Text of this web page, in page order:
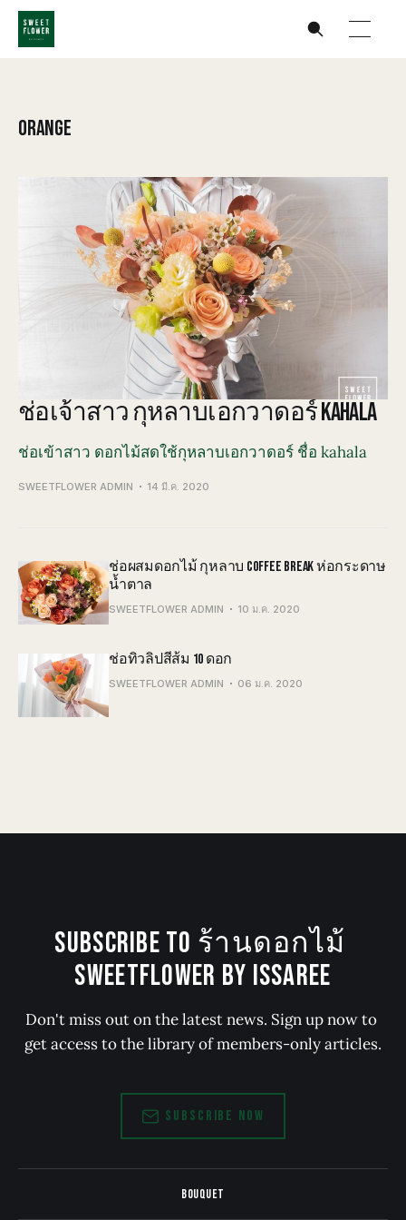
ORANGE
ช่อเจ้าสาว กุหลาบเอกวาดอร์ KAHALA
ช่อเข้าสาว ดอกไม้สดใช้กุหลาบเอกวาดอร์ ชื่อ kahala
SWEETFLOWER ADMIN 14 มี.ค. 2020
ช่อผสมดอกไม้ กุหลาบ COFFEE BREAK ห่อกระดาษ
น้ำตาล
SWEETFLOWER ADMIN 10 ม.ค. 2020
ช่อทิวลิปสีส้ม 10 ดอก
SWEETFLOWER ADMIN 06 ม.ค. 2020
SUBSCRIBE TO ร้านดอกไม้
SWEETFLOWER BY ISSAREE
Don't miss out on the latest news. Sign up now to
get access to the library of members-only articles.
SUBSCRIBE NOW
BOUQUET